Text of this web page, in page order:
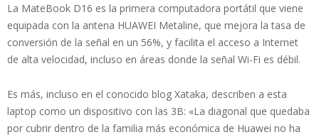
La MateBook D16 es la primera computadora portátil que viene
equipada con la antena HUAWEI Metaline, que mejora la tasa de
conversión de la señal en un 56%, y facilita el acceso a Internet
de alta velocidad, incluso en áreas donde la señal Wi-Fi es débil.
Es más, incluso en el conocido blog Xataka, describen a esta
laptop como un dispositivo con las 3B: «La diagonal que quedaba
por cubrir dentro de la familia más económica de Huawei no ha